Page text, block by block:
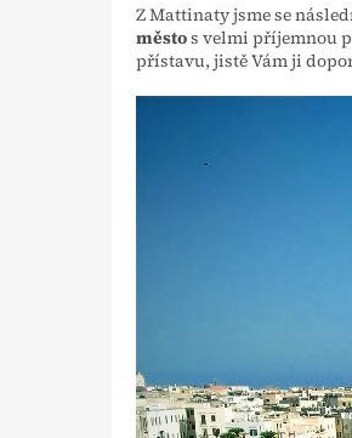
Z Mattinaty jsme se
městos velmi příjemnou
přístavu, jistě Vám ji